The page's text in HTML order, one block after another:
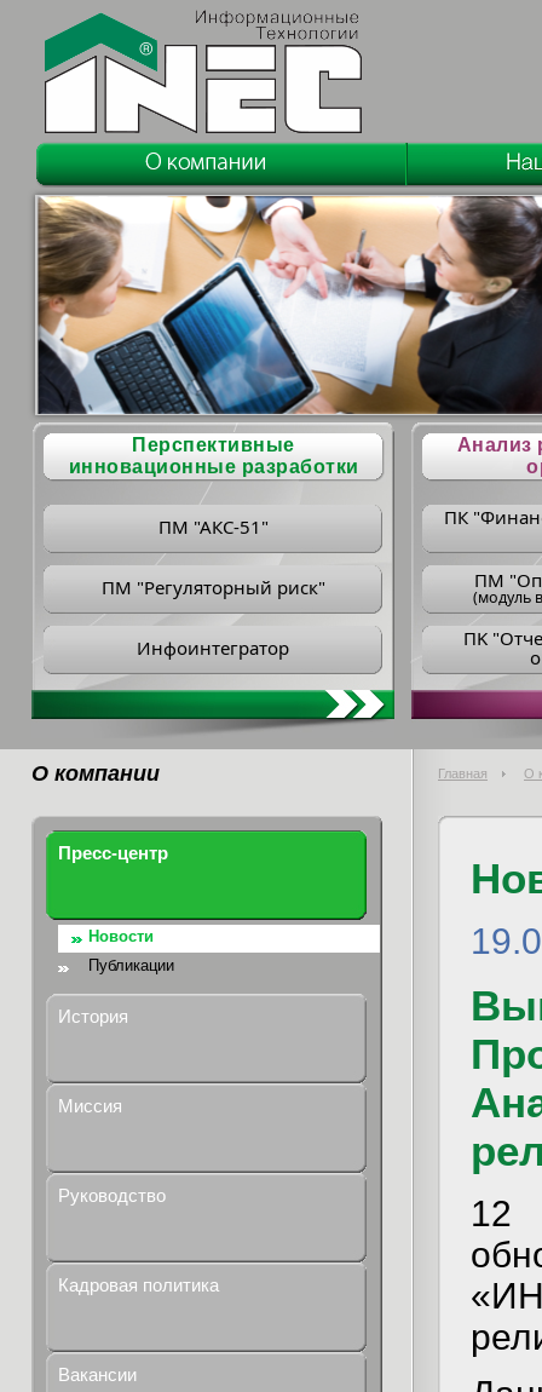
Перспективные
инновационные разработки
ПМ "АКС-51"
ПМ "Регуляторный риск"
Инфоинтегратор
Анализ
ПК
ПM
(модуль
ПK
О компании Главная О
Пресс-центр
Новости
Публикации
История
Миссия
Руководство
Кадровая политика
Вакансии
12